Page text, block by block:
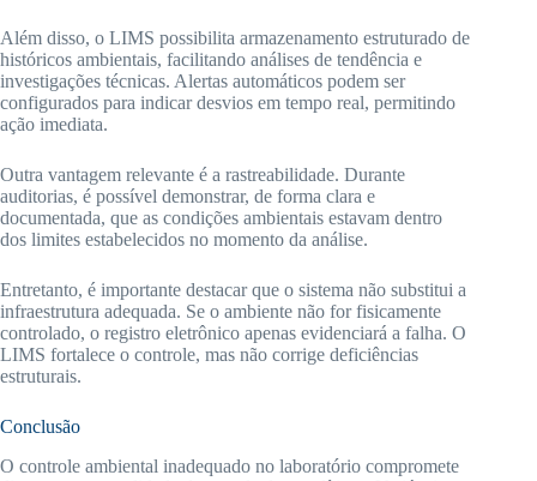
Além disso, o LIMS possibilita armazenamento estruturado de
históricos ambientais, facilitando análises de tendência e
investigações técnicas. Alertas automáticos podem ser
configurados para indicar desvios em tempo real, permitindo
ação imediata.
Outra vantagem relevante é a rastreabilidade. Durante
auditorias, é possível demonstrar, de forma clara e
documentada, que as condições ambientais estavam dentro
dos limites estabelecidos no momento da análise.
Entretanto, é importante destacar que o sistema não substitui a
infraestrutura adequada. Se o ambiente não for fisicamente
controlado, o registro eletrônico apenas evidenciará a falha. O
LIMS fortalece o controle, mas não corrige deficiências
estruturais.
Conclusão
O controle ambiental inadequado no laboratório compromete